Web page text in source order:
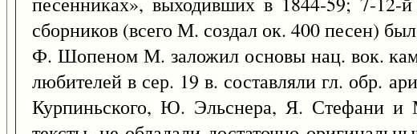
сборников (всего М. создал ок. 400 песен)
Ф. Шопеном М. заложил основы нац. вок.
любителей в сер. 19 в. составляли гл. обр.
Курпиньского, Ю. Эльснера, Я. Стефани